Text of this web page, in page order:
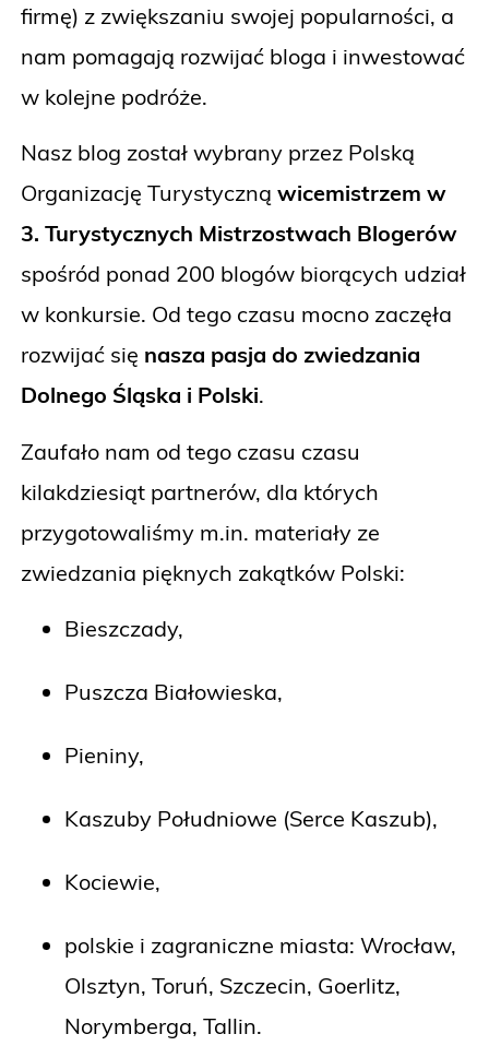
firmę) z zwiększaniu swojej popularności, a
nam pomagają rozwijać bloga i inwestować
w kolejne podróże.
Nasz blog został wybrany przez Polską
Organizację Turystyczną wicemistrzem w
3. Turystycznych Mistrzostwach Blogerów
spośród ponad 200 blogów biorących udział
w konkursie. Od tego czasu mocno zaczęła
rozwijać się nasza pasja do zwiedzania
Dolnego Śląska i Polski.
Zaufało nam od tego czasu czasu
kilakdziesiąt partnerów, dla których
przygotowaliśmy m.in. materiały ze
zwiedzania pięknych zakątków Polski:
Bieszczady,
Puszcza Białowieska,
Pieniny,
Kaszuby Południowe (Serce Kaszub),
Kociewie,
polskie i zagraniczne miasta: Wrocław,
Olsztyn, Toruń, Szczecin, Goerlitz,
Norymberga, Tallin.